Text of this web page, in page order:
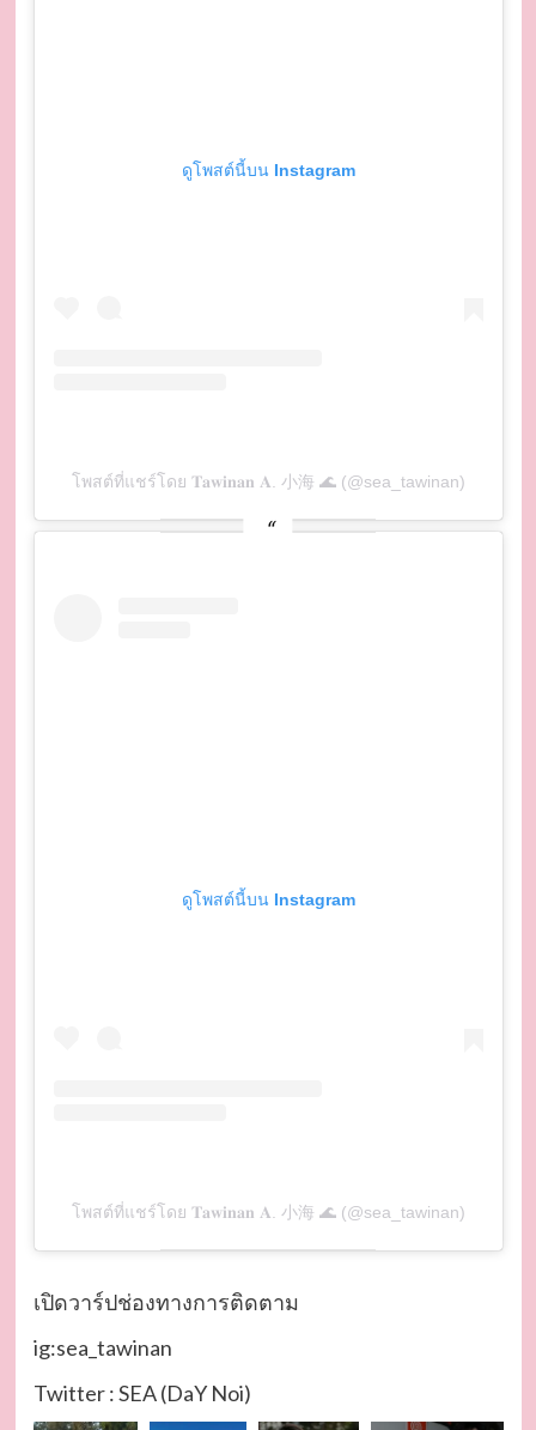
ดูโพสต์นี้บน Instagram
โพสต์ที่แชร์โดย 𝐓𝐚𝐰𝐢𝐧𝐚𝐧 𝐀. 小海 🌊 (@sea_tawinan)
ดูโพสต์นี้บน Instagram
โพสต์ที่แชร์โดย 𝐓𝐚𝐰𝐢𝐧𝐚𝐧 𝐀. 小海 🌊 (@sea_tawinan)
เปิดวาร์ปช่องทางการติดตาม
ig:sea_tawinan
Twitter : SEA (DaY Noi)